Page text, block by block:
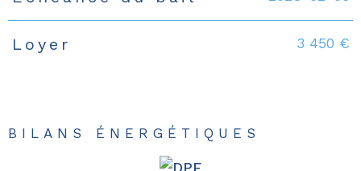
Loyer 3 450 €
BILANS ÉNERGÉTIQUES